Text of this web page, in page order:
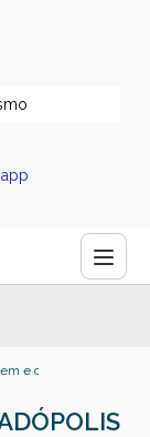
personalizada
e commerce